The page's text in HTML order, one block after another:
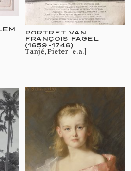
PORTRET VAN
FRANÇOIS FAGEL
(1659-1746)
Tanjé, Pieter [e.a.]